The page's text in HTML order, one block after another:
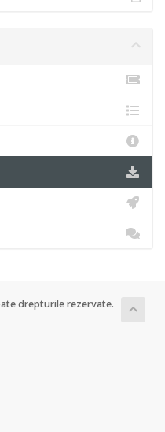
drepturile rezervate.